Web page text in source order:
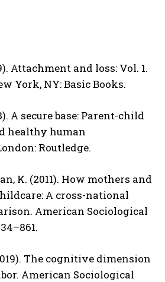
Attachment and loss: Vol. 1.
York, NY: Basic Books.
A secure base: Parent-child
healthy human
Routledge.
K. (2011). How mothers and
A cross-national
American Sociological
The cognitive dimension
American Sociological